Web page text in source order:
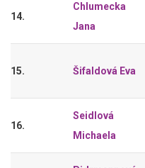
14.
Chlumecka
Jana
15. Šifaldová Eva
16.
Seidlová
Michaela